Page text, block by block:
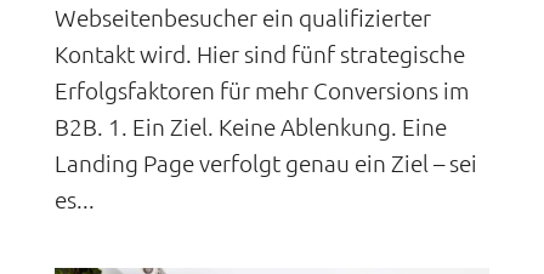
Webseitenbesucher ein qualifizierter
Kontakt wird. Hier sind fünf strategische
Erfolgsfaktoren für mehr Conversions im
B2B. 1. Ein Ziel. Keine Ablenkung. Eine
Landing Page verfolgt genau ein Ziel – sei
es...